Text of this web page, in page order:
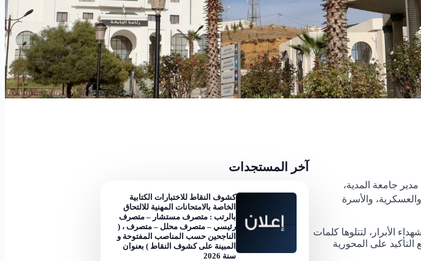
جامعة المدية،
والأسرة
الأبرار، لتتلوها كلمات
التأكيد على المحورية
آخر المستجدات
كشوف النقاط للاختبارات الكتابية
الخاصة بالامتحانات المهنية للالتحاق
بالرتب : متصرف مستشار – متصرف
رئيسي – متصرف محلل – متصرف ، (
الناجحين حسب المناصب المفتوحة و
المبينة على كشوف النقاط ) بعنوان
سنة 2026